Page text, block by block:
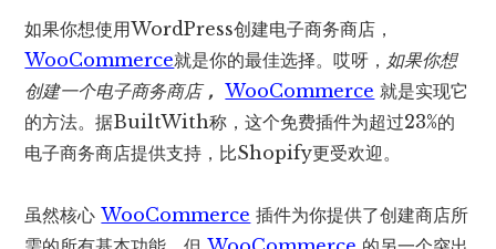
如果你想使用WordPress创建电子商务商店，
WooCommerce就是你的最佳选择。哎呀， 如果你想
创建一个电子商务商店， WooCommerce 就是实现它
的方法。据BuiltWith称，这个免费插件为超过23%的
电子商务商店提供支持，比Shopify更受欢迎。
虽然核心WooCommerce 插件为你提供了创建商店所